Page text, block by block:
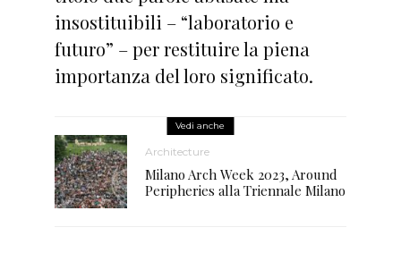
insostituibili – “laboratorio e
futuro” – per restituire la piena
importanza del loro significato.
Vedi anche
Architecture
Milano Arch Week 2023, Around
Peripheries alla Triennale Milano